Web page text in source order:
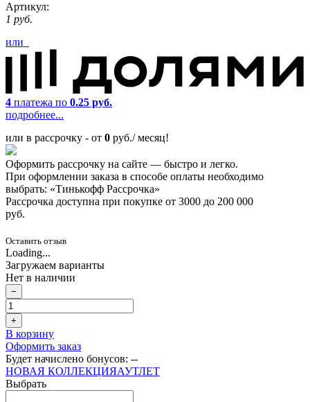
Артикул:
1 руб.
или
4 платежа по 0.25 руб.
подробнее...
или в рассрочку - от 0 руб./ месяц!
Оформить рассрочку на сайте — быстро и легко.
При оформлении заказа в способе оплаты необходимо
выбрать: «Тинькофф Рассрочка»
Рассрочка доступна при покупке от 3000 до 200 000
руб.
Оставить отзыв
Loading...
Загружаем варианты
Нет в наличии
−
+
В корзину
Оформить заказ
Будет начислено бонусов: --
НОВАЯ КОЛЛЕКЦИЯАУТЛЕТ
Выбрать